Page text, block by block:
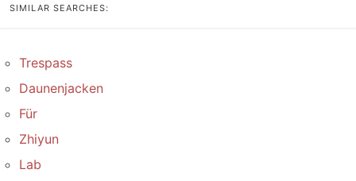
SIMILAR SEARCHES:
Trespass
Daunenjacken
Für
Zhiyun
Lab